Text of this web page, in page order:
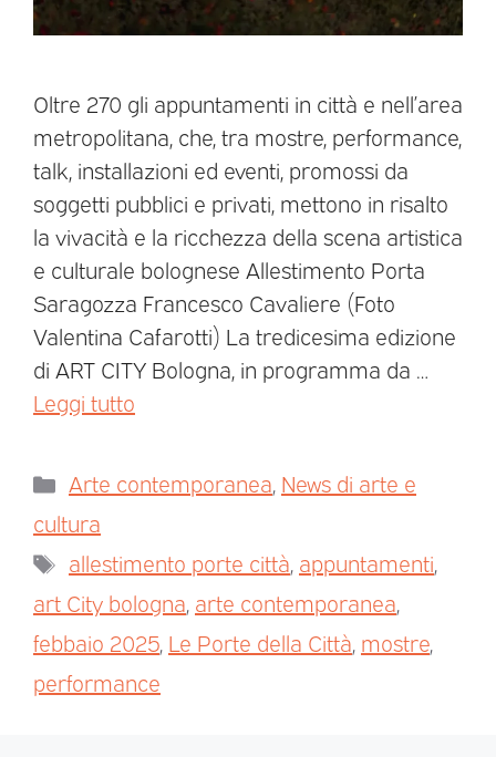
Oltre 270 gli appuntamenti in città e nell’area
metropolitana, che, tra mostre, performance,
talk, installazioni ed eventi, promossi da
soggetti pubblici e privati, mettono in risalto
la vivacità e la ricchezza della scena artistica
e culturale bolognese Allestimento Porta
Saragozza Francesco Cavaliere (Foto
Valentina Cafarotti) La tredicesima edizione
di ART CITY Bologna, in programma da …
Leggi tutto
Arte contemporanea News di arte e
cultura
allestimento porte città appuntamenti
art City bologna arte contemporanea
febbaio 2025 Le Porte della Città mostre
performance